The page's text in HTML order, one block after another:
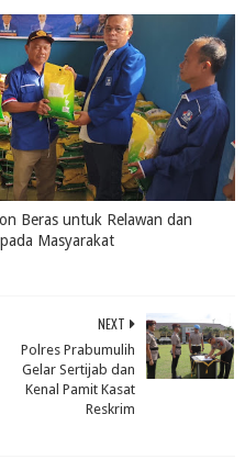
Beras untuk Relawan dan
Masyarakat
NEXT
Polres Prabumulih
Gelar Sertijab dan
Kenal Pamit Kasat
Reskrim